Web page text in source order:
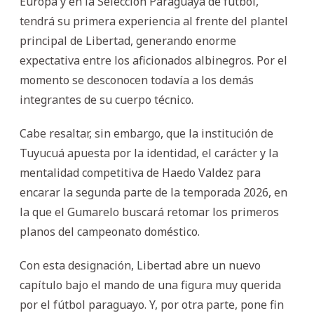
tendrá su primera experiencia al frente del plantel
principal de Libertad, generando enorme
expectativa entre los aficionados albinegros. Por el
momento se desconocen todavía a los demás
integrantes de su cuerpo técnico.
Cabe resaltar, sin embargo, que la institución de
Tuyucuá apuesta por la identidad, el carácter y la
mentalidad competitiva de Haedo Valdez para
encarar la segunda parte de la temporada 2026, en
la que el Gumarelo buscará retomar los primeros
planos del campeonato doméstico.
Con esta designación, Libertad abre un nuevo
capítulo bajo el mando de una figura muy querida
por el fútbol paraguayo. Y, por otra parte, pone fin